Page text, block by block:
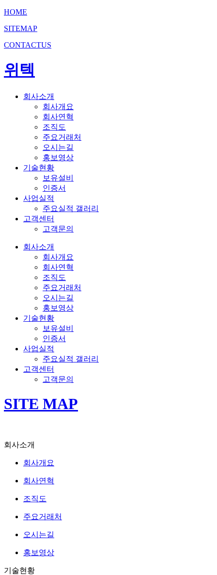
HOME
SITEMAP
CONTACTUS
위텍
회사소개
회사개요
회사연혁
조직도
주요거래처
오시는길
홍보영상
기술현황
보유설비
인증서
사업실적
주요실적 갤러리
고객센터
고객문의
회사소개
회사개요
회사연혁
조직도
주요거래처
오시는길
홍보영상
기술현황
보유설비
인증서
사업실적
주요실적 갤러리
고객센터
고객문의
SITE MAP
회사소개
회사개요
회사연혁
조직도
주요거래처
오시는길
홍보영상
기술현황